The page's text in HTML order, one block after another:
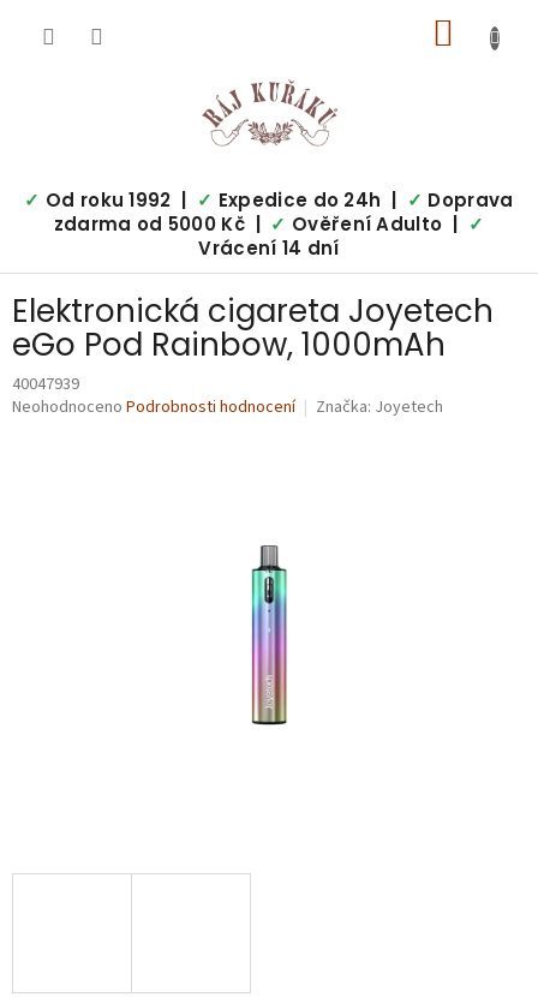
KOŠÍK
✓ Od roku 1992 | ✓ Expedice do 24h | ✓ Doprava
zdarma od 5000 Kč | ✓ Ověření Adulto |
✓
Vrácení 14 dní
Elektronická cigareta Joyetech
eGo Pod Rainbow, 1000mAh
40047939
Průměrné
Neohodnoceno Podrobnosti hodnocení Značka: Joyetech